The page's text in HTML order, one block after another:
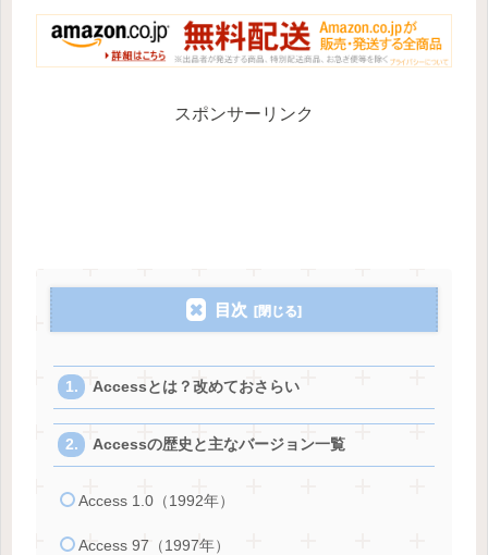
スポンサーリンク
目次
Accessとは？改めておさらい
Accessの歴史と主なバージョン一覧
Access 1.0（1992年）
Access 97（1997年）